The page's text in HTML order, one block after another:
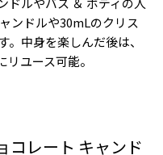
ンドルや30mLのクリス
中身を楽しんだ後は、
ユース可能。
コレート キャンド